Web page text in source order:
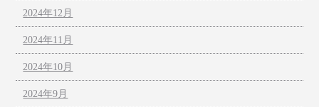
2024年12月
2024年11月
2024年10月
2024年9月